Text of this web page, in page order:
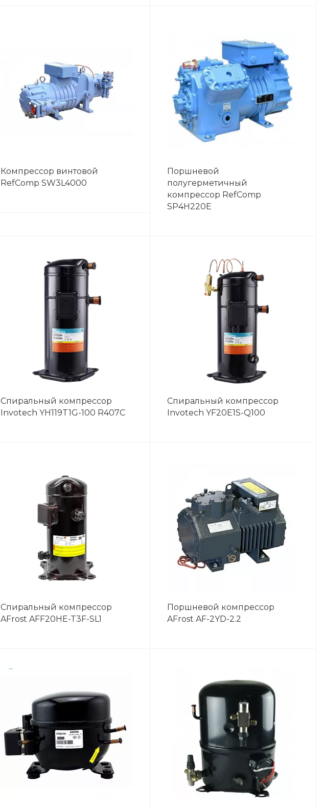
Компрессор винтовой
RefComp SW3L4000
Поршневой
полугерметичный
компрессор RefComp
SP4H220E
Спиральный компрессор
Invotech YH119T1G-100 R407C
Спиральный компрессор
Invotech YF20E1S-Q100
Спиральный компрессор
AFrost AFF20HE-T3F-SL1
Поршневой компрессор
AFrost AF-2YD-2.2